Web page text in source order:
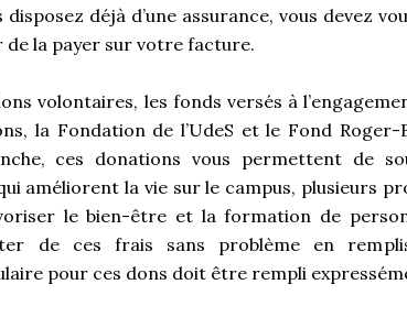
déjà d’une assurance, vous devez
de la payer sur votre facture.
volontaires, les fonds versés à
la Fondation de l’UdeS et le Fond
ces donations vous permettent de
améliorent la vie sur le campus, plusieurs
le bien-être et la formation de
de ces frais sans problème en
pour ces dons doit être rempli